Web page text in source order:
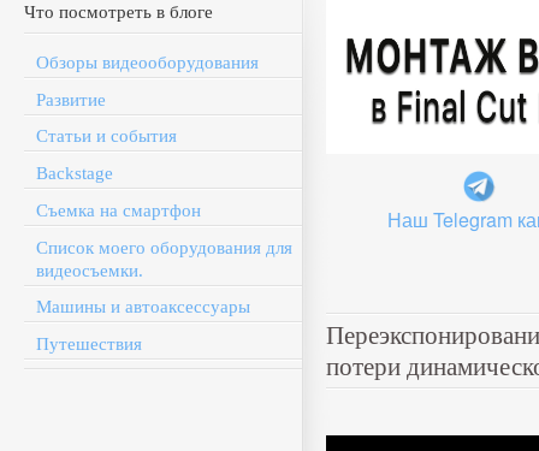
Что посмотреть в блоге
Обзоры видеооборудования
Развитие
Статьи и события
Backstage
Съемка на смартфон
Список моего оборудования для
видеосъемки.
Машины и автоаксессуары
Путешествия
Наш Telegram
потери